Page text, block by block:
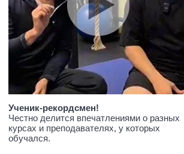
Ученик-рекордсмен!
Честно делится впечатлениями о разных
курсах и преподавателях, у которых
обучался.